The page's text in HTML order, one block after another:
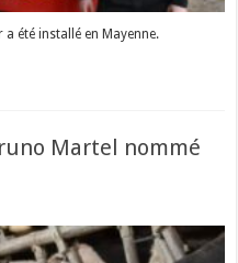
été installé en Mayenne.
Martel nommé